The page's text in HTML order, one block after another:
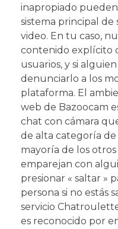
inapropiado
sistema principal de
video. En tu caso,
contenido explícito
usuarios, y si
denunciarlo a los
plataforma. El
web de Bazoocam
chat con cámara
de alta categoría
mayoría de los
emparejan con
presionar « saltar »
persona si no estás
servicio
es reconocido por